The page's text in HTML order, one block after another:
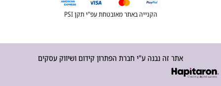
הקנייה באתר מאובטחת עפ"י תקן PSI
אתר זה נבנה ע"י חברת הפתרון קידום ושיווק עסקים